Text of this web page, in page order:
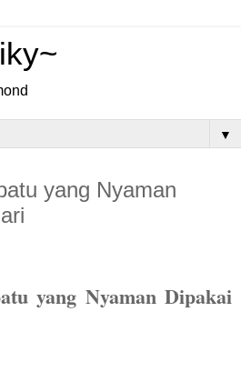
▼
yang Nyaman
yang Nyaman Dipakai